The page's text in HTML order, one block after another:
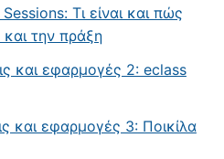
Τι είναι και πώς
την πράξη
και εφαρμογές 2: eclass
και εφαρμογές 3: Ποικίλα